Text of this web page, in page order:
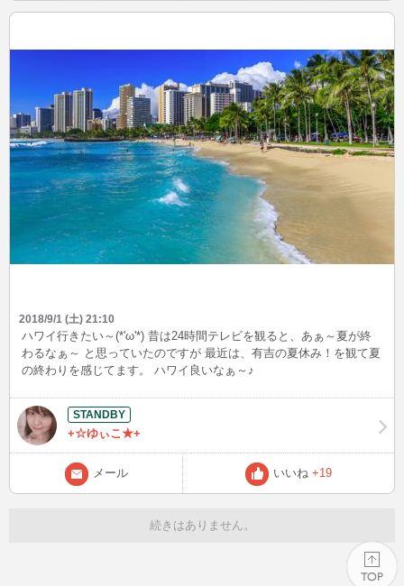
2018/9/1 (土) 21:10
ハワイ行きたい～(*'ω'*) 昔は24時間テレビを観ると、あぁ～夏が終
わるなぁ～ と思っていたのですが 最近は、有吉の夏休み！を観て夏
の終わりを感じてます。 ハワイ良いなぁ～♪
+☆ゆぃこ★+
メール いいね +19
続きはありません。